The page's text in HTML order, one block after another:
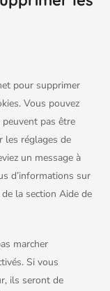
pour supprimer
Vous pouvez
pas être
les réglages de
un message à
d’informations sur
la section Aide de
marcher
Si vous
ils seront de